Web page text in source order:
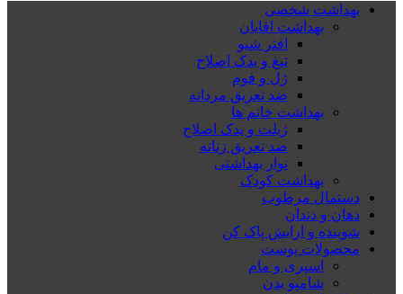
بهداشت شخصی
بهداشت اقایان
افتر شیو
تیغ و یدک اصلاح
ژل و فوم
ضد تعریق مردانه
بهداشت خانم ها
ژیلت و یدک اصلاح
ضد تعریق زنانه
نوار بهداشتی
بهداشت کودک
دستمال مرطوب
دهان و دندان
شوینده و ارایش پاک کن
محصولات پوست
اسپری و مام
شامپو بدن